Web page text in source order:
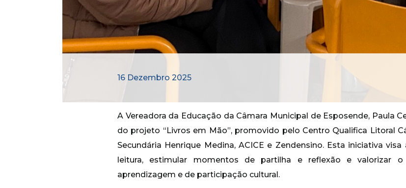
16 Dezembro 2025
A Vereadora da Educação da Câmara Municipal de Esposende, Paula
do projeto “Livros em Mão”, promovido pelo Centro Qualifica Litoral
Secundária Henrique Medina, ACICE e Zendensino. Esta iniciativa
leitura, estimular momentos de partilha e reflexão e valorizar
aprendizagem e de participação cultural.